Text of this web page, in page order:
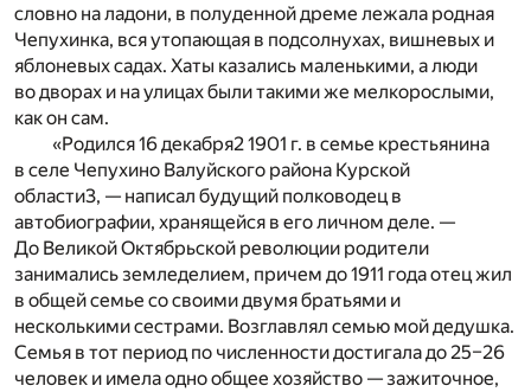
словно на ладони, в полуденной дреме лежала родная
Чепухинка, вся утопающая в подсолнухах, вишневых и
яблоневых садах. Хаты казались маленькими, а люди
во дворах и на улицах были такими же мелкорослыми,
как он сам.
«Родился 16 декабря21901 г. в семье крестьянина
в селе Чепухино Валуйского района Курской
области3, — написал будущий полководец в
автобиографии, хранящейся в его личном деле. —
До Великой Октябрьской революции родители
занимались земледелием, причем до 1911 года отец жил
в общей семье со своими двумя братьями и
несколькими сестрами. Возглавлял семью мой дедушка.
Семья в тот период по численности достигала до 25–26
человек и имела одно общее хозяйство — зажиточное,